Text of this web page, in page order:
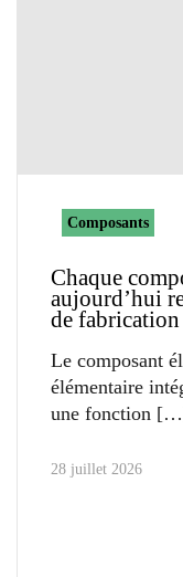
Composants
Chaque
aujourd’hui
de
Le composant
élémentaire
une fonction
28 juillet 2026